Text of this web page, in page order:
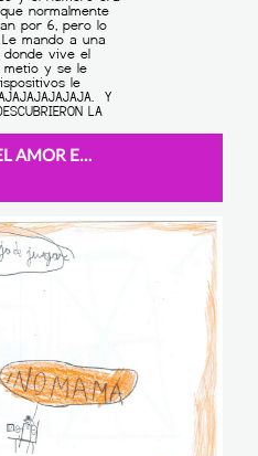
LO PELIGROSO QUE ES EL AMOR EN INTERNET